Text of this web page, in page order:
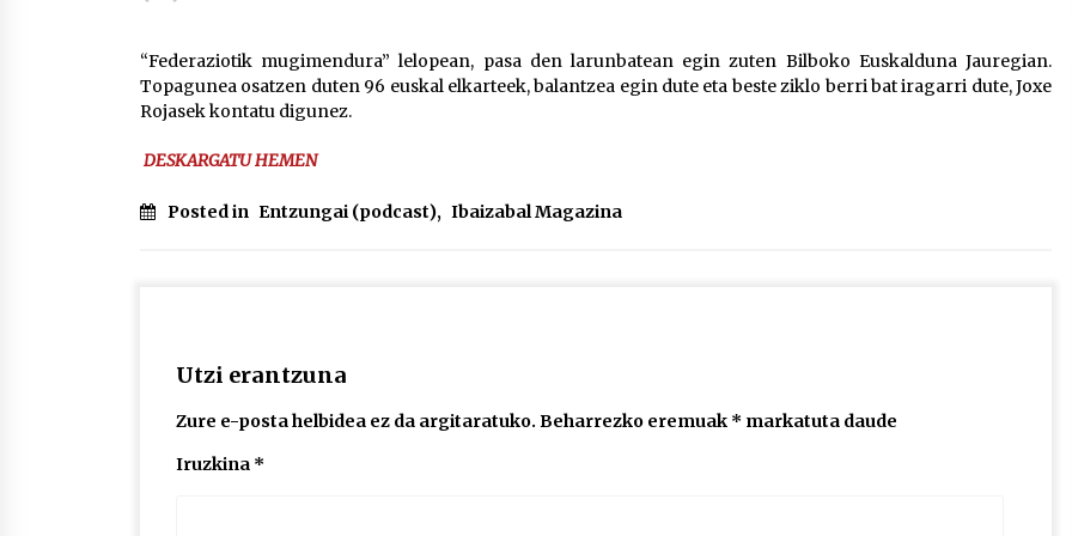
POTTO: San Pedro jaietako bertso-
saioa
Larunbatean Plentziako Itsas
Auritz Iñurrietaren margoak
ikusgai Uribitarte40 aretoan
“Federaziotik mugimendura” lelopean, pasa den larunbatean egin zuten Bilboko Euskalduna Jauregian.
Topagunea osatzen duten 96 euskal elkarteek, balantzea egin dute eta beste ziklo berri bat iragarri dute, Joxe
Rojasek kontatu digunez.
DESKARGATU HEMEN
Posted in Entzungai (podcast), Ibaizabal Magazina
Utzi erantzuna
Zure e-posta helbidea ez da argitaratuko. Beharrezko eremuak * markatuta daude
Iruzkina *